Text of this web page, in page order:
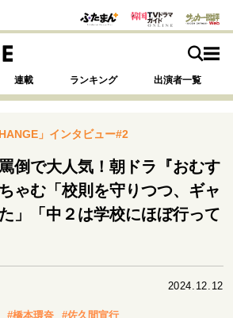
連載 ランキング 出演者一覧
ーマで探す
」インタビュー#2
倒で大人気！朝ドラ『おむす
ゃむ「校則を守りつつ、ギャ
」「中２は学校にほぼ行って
2024.12.12
#橋本環奈 #佐久間宣行